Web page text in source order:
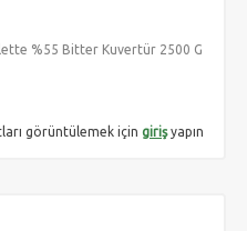
%55 Bitter Kuvertür 2500 G
görüntülemek için girişyapın